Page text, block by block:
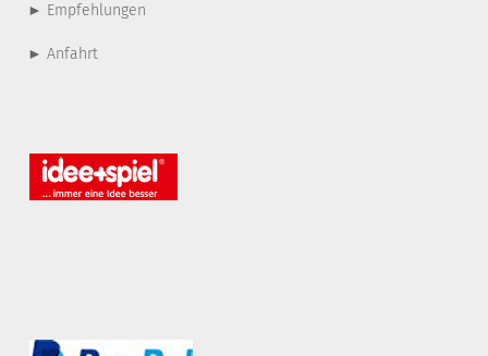
► Empfehlungen
► Anfahrt